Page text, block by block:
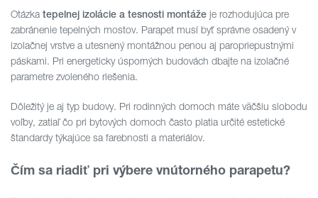
Otázka tepelnej izolácie a tesnosti montáže je rozhodujúca pre
zabránenie tepelných mostov. Parapet musí byť správne osadený v
izolačnej vrstve a utesnený montážnou penou aj paropriepustnými
páskami. Pri energeticky úsporných budovách dbajte na izolačné
parametre zvoleného riešenia.
Dôležitý je aj typ budovy. Pri rodinných domoch máte väčšiu slobodu
voľby, zatiaľ čo pri bytových domoch často platia určité estetické
štandardy týkajúce sa farebnosti a materiálov.
Čím sa riadiť pri výbere vnútorného parapetu?